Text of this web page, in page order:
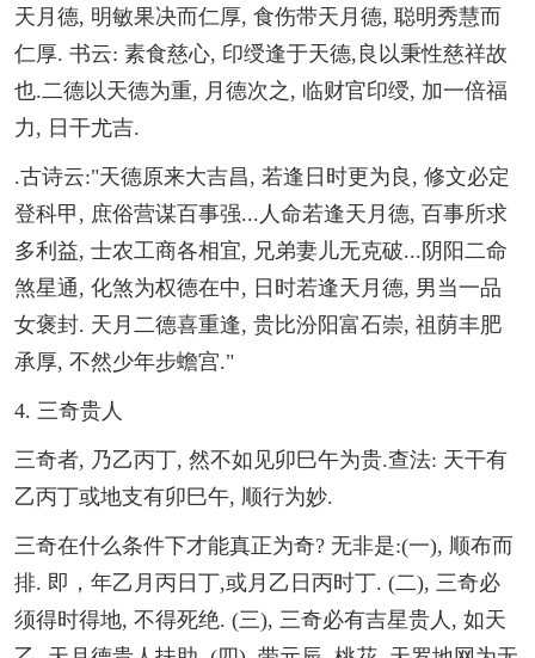
天月德, 明敏果决而仁厚, 食伤带天月德, 聪明秀慧而
仁厚. 书云: 素食慈心, 印绶逢于天德,良以秉性慈祥故
也.二德以天德为重, 月德次之, 临财官印绶, 加一倍福
力, 日干尤吉.
.古诗云:"天德原来大吉昌, 若逢日时更为良, 修文必定
登科甲, 庶俗营谋百事强...人命若逢天月德, 百事所求
多利益, 士农工商各相宜, 兄弟妻儿无克破...阴阳二命
煞星通, 化煞为权德在中, 日时若逢天月德, 男当一品
女褒封. 天月二德喜重逢, 贵比汾阳富石崇, 祖荫丰肥
承厚, 不然少年步蟾宫."
4. 三奇贵人
三奇者, 乃乙丙丁, 然不如见卯巳午为贵.查法: 天干有
乙丙丁或地支有卯巳午, 顺行为妙.
三奇在什么条件下才能真正为奇? 无非是:(一), 顺布而
排. 即，年乙月丙日丁,或月乙日丙时丁. (二), 三奇必
须得时得地, 不得死绝. (三), 三奇必有吉星贵人, 如天